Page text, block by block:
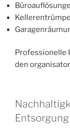
Professionelle
den
Entsorgung